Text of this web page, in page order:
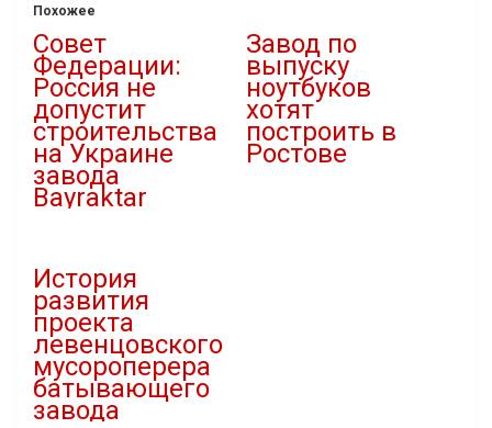
Похожее
Совет
Федерации:
Россия не
допустит
строительства
на Украине
завода
Bayraktar
Завод по
выпуску
ноутбуков
хотят
построить в
Ростове
История
развития
проекта
левенцовского
мусороперера
батывающего
завода